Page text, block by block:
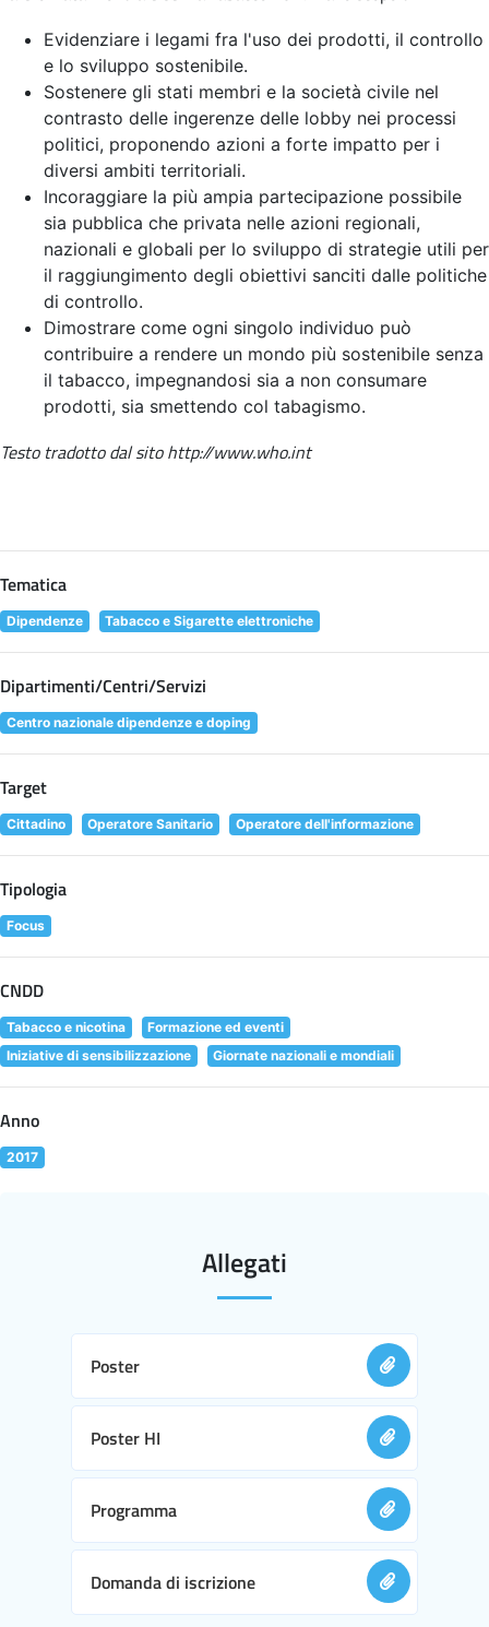
Evidenziare i legami fra l'uso dei prodotti, il controllo
e lo sviluppo sostenibile.
Sostenere gli stati membri e la società civile nel
contrasto delle ingerenze delle lobby nei processi
politici, proponendo azioni a forte impatto per i
diversi ambiti territoriali.
Incoraggiare la più ampia partecipazione possibile
sia pubblica che privata nelle azioni regionali,
nazionali e globali per lo sviluppo di strategie utili per
il raggiungimento degli obiettivi sanciti dalle politiche
di controllo.
Dimostrare come ogni singolo individuo può
contribuire a rendere un mondo più sostenibile senza
il tabacco, impegnandosi sia a non consumare
prodotti, sia smettendo col tabagismo.
Testo tradotto dal sito http://www.who.int
Tematica
Dipendenze Tabacco e Sigarette elettroniche
Dipartimenti/Centri/Servizi
Centro nazionale dipendenze e doping
Target
Cittadino Operatore Sanitario Operatore dell'informazione
Tipologia
Focus
CNDD
Tabacco e nicotina
Formazione ed eventi
Iniziative di sensibilizzazione
Giornate nazionali e mondiali
Anno
2017
Allegati
Poster
Poster HI
Programma
Domanda di iscrizione